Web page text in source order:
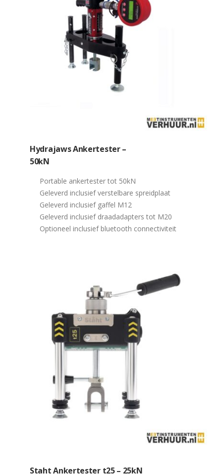
Hydrajaws Ankertester –
50kN
Portable ankertester tot 50kN
Geleverd inclusief verstelbare spreidplaat
Geleverd inclusief gaffel M12
Geleverd inclusief draadadapters tot M20
Optioneel inclusief bluetooth connectiviteit
Staht Ankertester t25 – 25kN